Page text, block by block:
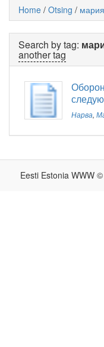
Home / Otsing /
Search by tag:
another tag
Нарва,
Eesti Estonia WWW